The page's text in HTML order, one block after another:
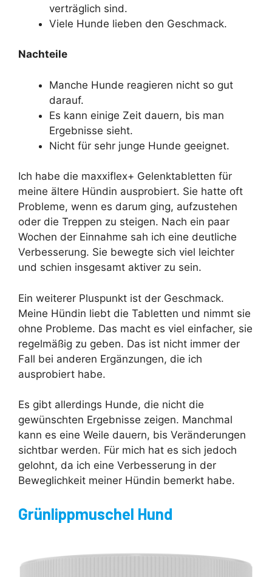
verträglich sind.
Viele Hunde lieben den Geschmack.
Nachteile
Manche Hunde reagieren nicht so gut
darauf.
Es kann einige Zeit dauern, bis man
Ergebnisse sieht.
Nicht für sehr junge Hunde geeignet.
Ich habe die maxxiflex+ Gelenktabletten für
meine ältere Hündin ausprobiert. Sie hatte oft
Probleme, wenn es darum ging, aufzustehen
oder die Treppen zu steigen. Nach ein paar
Wochen der Einnahme sah ich eine deutliche
Verbesserung. Sie bewegte sich viel leichter
und schien insgesamt aktiver zu sein.
Ein weiterer Pluspunkt ist der Geschmack.
Meine Hündin liebt die Tabletten und nimmt sie
ohne Probleme. Das macht es viel einfacher, sie
regelmäßig zu geben. Das ist nicht immer der
Fall bei anderen Ergänzungen, die ich
ausprobiert habe.
Es gibt allerdings Hunde, die nicht die
gewünschten Ergebnisse zeigen. Manchmal
kann es eine Weile dauern, bis Veränderungen
sichtbar werden. Für mich hat es sich jedoch
gelohnt, da ich eine Verbesserung in der
Beweglichkeit meiner Hündin bemerkt habe.
Grünlippmuschel Hund